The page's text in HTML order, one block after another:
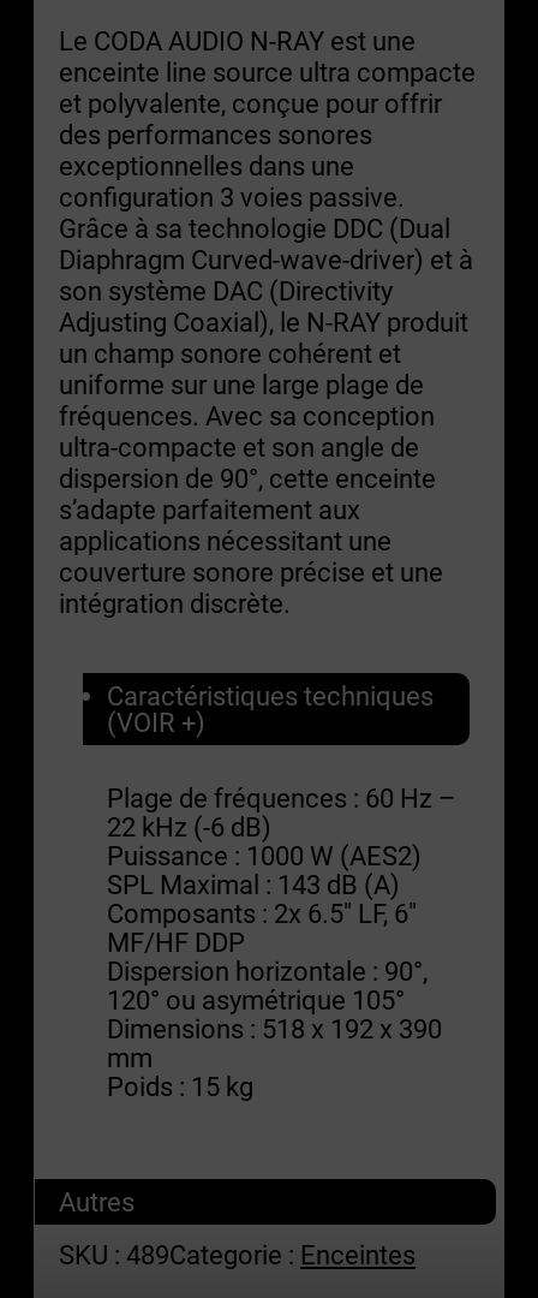
Le CODA AUDIO N-RAY est une
enceinte line source ultra compacte
et polyvalente, conçue pour offrir
des performances sonores
exceptionnelles dans une
configuration 3 voies passive.
Grâce à sa technologie DDC (Dual
Diaphragm Curved-wave-driver) et à
son système DAC (Directivity
Adjusting Coaxial), le N-RAY produit
un champ sonore cohérent et
uniforme sur une large plage de
fréquences. Avec sa conception
ultra-compacte et son angle de
dispersion de 90°, cette enceinte
s’adapte parfaitement aux
applications nécessitant une
couverture sonore précise et une
intégration discrète.
Caractéristiques techniques
(VOIR +)
Plage de fréquences : 60 Hz –
22 kHz (-6 dB)
Puissance : 1000 W (AES2)
SPL Maximal : 143 dB (A)
Composants : 2x 6.5″ LF, 6″
MF/HF DDP
Dispersion horizontale : 90°,
120° ou asymétrique 105°
Dimensions : 518 x 192 x 390
mm
Poids : 15 kg
Autres
SKU : 489Categorie : Enceintes